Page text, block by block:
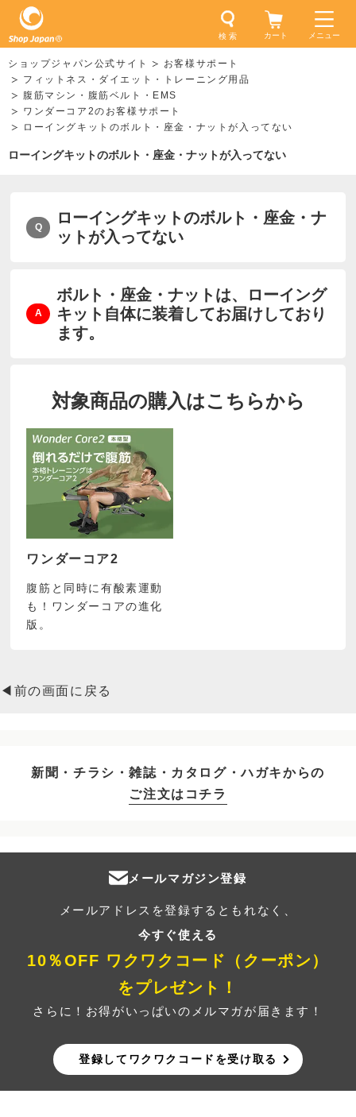
メニュー
検 索 カート
ショップジャパン公式サイト
お客様サポート
フィットネス・ダイエット・トレーニング用品
腹筋マシン・腹筋ベルト・EMS
ワンダーコア2のお客様サポート
ローイングキットのボルト・座金・ナットが入ってない
ローイングキットのボルト・座金・ナットが入ってない
ローイングキットのボルト・座金・ナ
ットが入ってない
ボルト・座金・ナットは、ローイング
キット自体に装着してお届けしており
ます。
対象商品の購入はこちらから
ワンダーコア2
腹筋と同時に有酸素運動
も！ワンダーコアの進化
版。
◀前の画面に戻る
新聞・チラシ・雑誌・カタログ・ハガキからの
ご注文はコチラ
メールマガジン登録
メールアドレスを登録するともれなく、
今すぐ使える
10％OFF ワクワクコード（クーポン）
をプレゼント！
さらに！お得がいっぱいのメルマガが届きます！
登録してワクワクコードを受け取る